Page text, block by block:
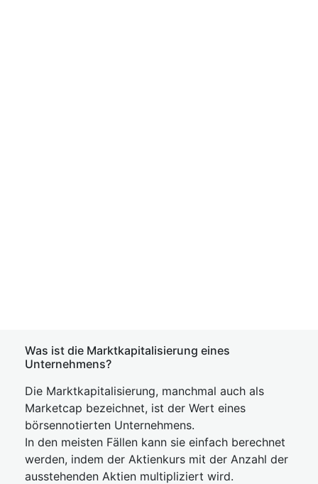
Was ist die Marktkapitalisierung eines
Unternehmens?
Die Marktkapitalisierung, manchmal auch als
Marketcap bezeichnet, ist der Wert eines
börsennotierten Unternehmens.
In den meisten Fällen kann sie einfach berechnet
werden, indem der Aktienkurs mit der Anzahl der
ausstehenden Aktien multipliziert wird.